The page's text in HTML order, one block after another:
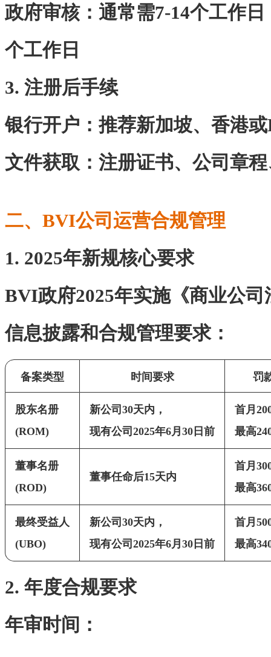
政府审核‌：通常需7-14个工作
个工作日
3. 注册后手续
银行开户‌：推荐新加坡、香港
文件获取‌：注册证书、公司章
二、BVI公司运营合规管理
1. 2025年新规核心要求
BVI政府2025年实施《商业公
信息披露和合规管理要求：
备案类型 时间要求 罚
股东名册
(ROM)
新公司30天内，
现有公司2025年6月30日前
首月
最高
董事名册
(ROD)
董事任命后15天内
首月
最高
最终受益人
(UBO)
新公司30天内，
现有公司2025年6月30日前
首月
最高
2. 年度合规要求
‌年审时间‌：